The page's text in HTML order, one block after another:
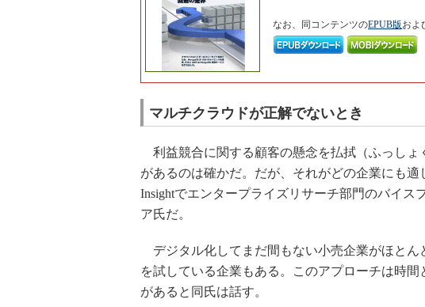
なお、同コンテンツのEPUB版およ
マルチクラウドが正解でないとき
利益競合に関する顧客の懸念を払拭（ふっしょ
があるのは確かだ。だが、それがどの企業にも
Insightでエンタープライズリサーチ部門のバイス
ア氏だ。
デジタル化してまだ間もない小売企業がほとん
を試している企業もある。このアプローチは時
があると同氏は話す。